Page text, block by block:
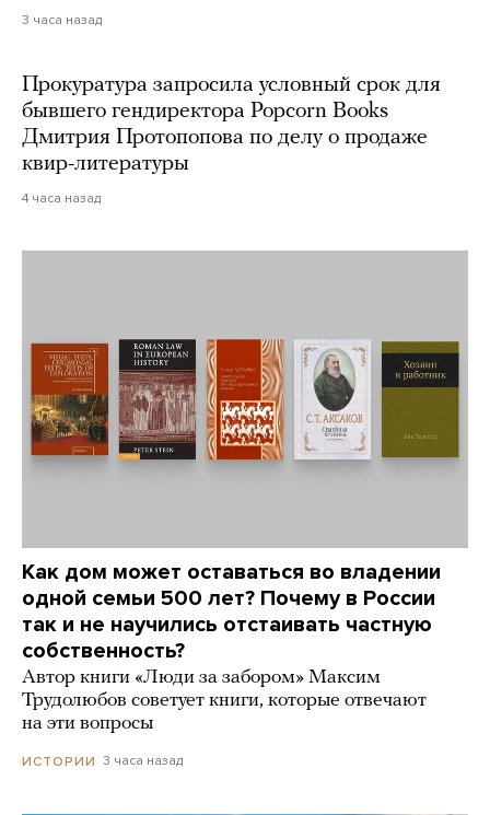
3 часа назад
Прокуратура запросила условный срок для
бывшего гендиректора Popcorn Books
Дмитрия Протопопова по делу о продаже
квир-литературы
4 часа назад
Как дом может оставаться во владении
одной семьи 500 лет? Почему в России
так и не научились отстаивать частную
собственность?
Автор книги «Люди за забором» Максим
Трудолюбов советует книги, которые отвечают
на эти вопросы
ИСТОРИИ 3 часа назад